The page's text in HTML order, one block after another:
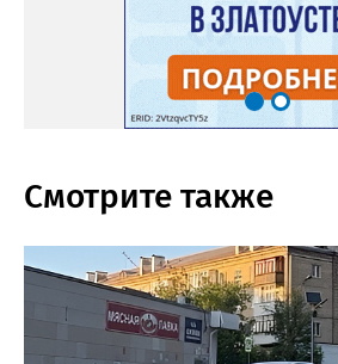
Смотрите также